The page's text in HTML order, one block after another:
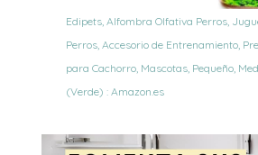
Edipets, Alfombra Olfativa Perros,
Perros, Accesorio de Entrenamiento,
para Cachorro, Mascotas, Pequeño,
(Verde) : Amazon.es